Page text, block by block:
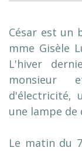
César est un
mme Gisèle
L'hiver
monsieur
d'électricité,
une lampe de
Le matin du